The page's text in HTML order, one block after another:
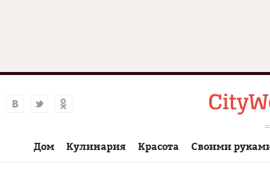
Дом Кулинария Красота Своими